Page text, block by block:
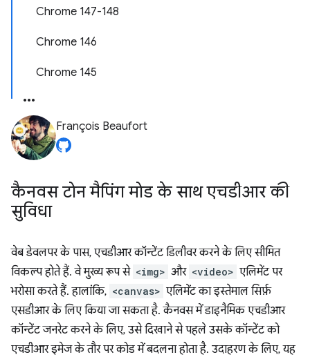
Chrome 147-148
Chrome 146
Chrome 145
François Beaufort
कैनवस टोन मैपिंग मोड के साथ एचडीआर की
सुविधा
वेब डेवलपर के पास, एचडीआर कॉन्टेंट डिलीवर करने के लिए सीमित
विकल्प होते हैं. वे मुख्य रूप से <img> और <video> एलिमेंट पर
भरोसा करते हैं. हालांकि, <canvas> एलिमेंट का इस्तेमाल सिर्फ़
एसडीआर के लिए किया जा सकता है. कैनवस में डाइनैमिक एचडीआर
कॉन्टेंट जनरेट करने के लिए, उसे दिखाने से पहले उसके कॉन्टेंट को
एचडीआर इमेज के तौर पर कोड में बदलना होता है. उदाहरण के लिए, यह